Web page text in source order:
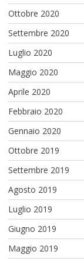
Ottobre 2020
Settembre 2020
Luglio 2020
Maggio 2020
Aprile 2020
Febbraio 2020
Gennaio 2020
Ottobre 2019
Settembre 2019
Agosto 2019
Luglio 2019
Giugno 2019
Maggio 2019